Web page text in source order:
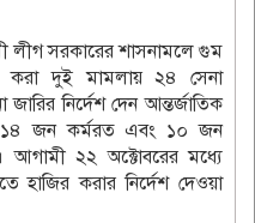
সরকারের শাসনামলে গুম
করা দুই মামলায় ২৪ সেনা
জারির নির্দেশ দেন আন্তর্জাতিক
১৪ জন কর্মরত এবং ১০ জন
আগামী ২২ অক্টোবরের মধ্যে
হাজির করার নির্দেশ দেওয়া